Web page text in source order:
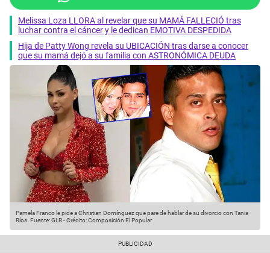
Melissa Loza LLORA al revelar que su MAMÁ FALLECIÓ tras
luchar contra el cáncer y le dedican EMOTIVA DESPEDIDA
Hija de Patty Wong revela su UBICACIÓN tras darse a conocer
que su mamá dejó a su familia con ASTRONÓMICA DEUDA
Pamela Franco le pide a Christian Domínguez que pare de hablar de su divorcio con Tania
Ríos. Fuente: GLR-Crédito: Composición El Popular